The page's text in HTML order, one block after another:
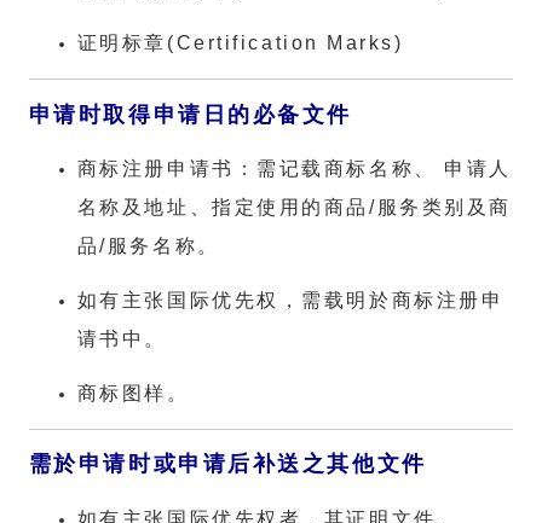
证明标章(Certification Marks)
申请时取得申请日的必备文件
商标注册申请书：需记载商标名称、 申请人
名称及地址、指定使用的商品/服务类别及商
品/服务名称。
如有主张国际优先权，需载明於商标注册申
请书中。
商标图样。
需於申请时或申请后补送之其他文件